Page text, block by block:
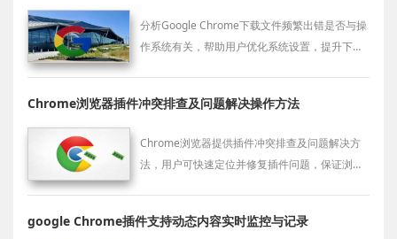
分析Google Chrome下载文件频繁出错是否与操
作系统有关，帮助用户优化系统设置，提升下载
Chrome浏览器插件冲突排查及问题解决操作方法
Chrome浏览器提供插件冲突排查及问题解决方
法，用户可快速定位并修复插件问题，保证浏览
google Chrome插件支持动态内容实时监控与记录